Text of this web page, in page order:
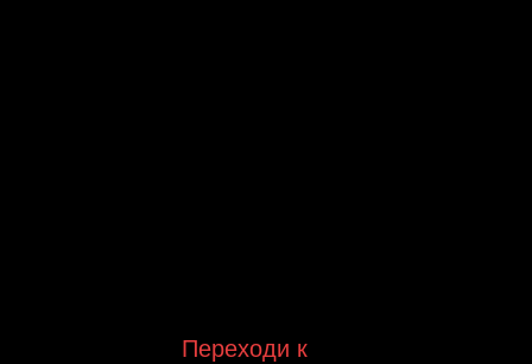
Переходи к